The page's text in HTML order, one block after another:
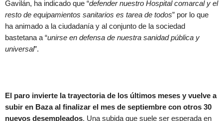
Gavilán, ha indicado que “defender nuestro Hospital comarcal y el
resto de equipamientos sanitarios es tarea de todos” por lo que
ha animado a la ciudadanía y al conjunto de la sociedad
bastetana a “unirse en defensa de nuestra sanidad pública y
universal”.
El paro invierte la trayectoria de los últimos meses y vuelve a
subir en Baza al finalizar el mes de septiembre con otros 30
nuevos desempleados. Una subida que suele ser esperada en